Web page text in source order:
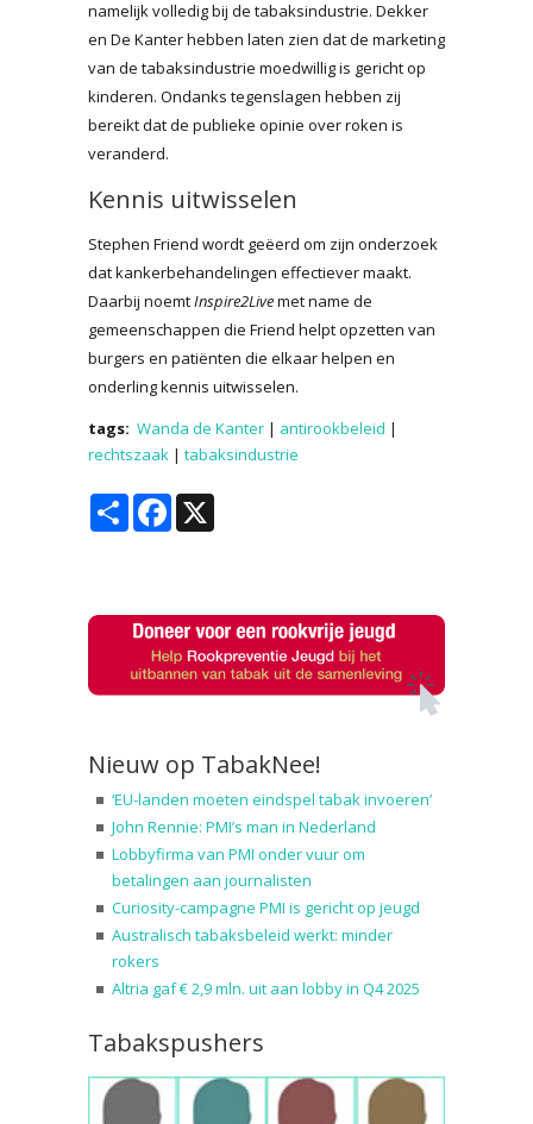
namelijk volledig bij de tabaksindustrie. Dekker
en De Kanter hebben laten zien dat de marketing
van de tabaksindustrie moedwillig is gericht op
kinderen. Ondanks tegenslagen hebben zij
bereikt dat de publieke opinie over roken is
veranderd.
Kennis uitwisselen
Stephen Friend wordt geëerd om zijn onderzoek
dat kankerbehandelingen effectiever maakt.
Daarbij noemtInspire2Livemet name de
gemeenschappen die Friend helpt opzetten van
burgers en patiënten die elkaar helpen en
onderling kennis uitwisselen.
tags: Wanda de Kanter | antirookbeleid |
rechtszaak | tabaksindustrie
Share Facebook
Nieuw op TabakNee!
‘EU-landen moeten eindspel tabak invoeren’
John Rennie: PMI’s man in Nederland
Lobbyfirma van PMI onder vuur om
betalingen aan journalisten
Curiosity-campagne PMI is gericht op jeugd
Australisch tabaksbeleid werkt: minder
rokers
Altria gaf € 2,9 mln. uit aan lobby in Q4 2025
Tabakspushers